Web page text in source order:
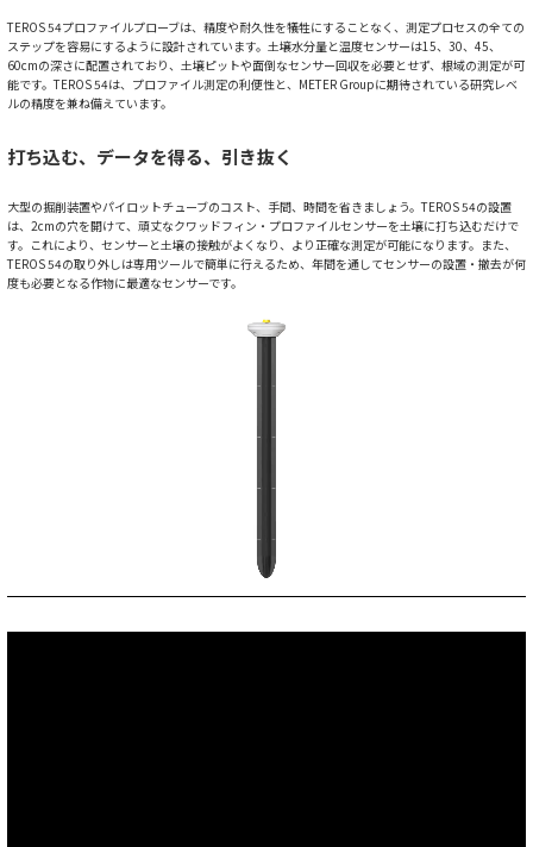
TEROS 54プロファイルプローブは、精度や耐久性を犠牲にすることなく、測定プロセスの全ての
ステップを容易にするように設計されています。土壌水分量と温度センサーは15、30、45、
60cmの深さに配置されており、土壌ピットや面倒なセンサー回収を必要とせず、根域の測定が可
能です。TEROS 54は、プロファイル測定の利便性と、METER Groupに期待されている研究レベ
ルの精度を兼ね備えています。
打ち込む、データを得る、引き抜く
大型の掘削装置やパイロットチューブのコスト、手間、時間を省きましょう。TEROS 54の設置
は、2cmの穴を開けて、頑丈なクワッドフィン・プロファイルセンサーを土壌に打ち込むだけで
す。これにより、センサーと土壌の接触がよくなり、より正確な測定が可能になります。また、
TEROS 54の取り外しは専用ツールで簡単に行えるため、年間を通してセンサーの設置・撤去が何
度も必要となる作物に最適なセンサーです。